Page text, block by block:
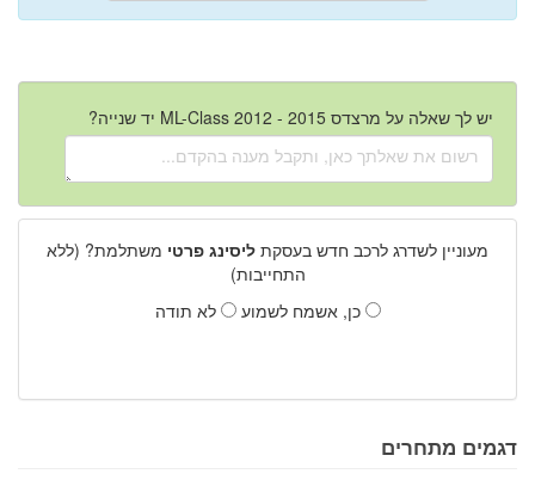
יש לך שאלה על מרצדס ML-Class 2012 - 2015 יד שנייה?
מעוניין לשדרג לרכב חדש בעסקת ליסינג פרטי משתלמת? (ללא
התחייבות)
כן, אשמח לשמוע
לא תודה
דגמים מתחרים